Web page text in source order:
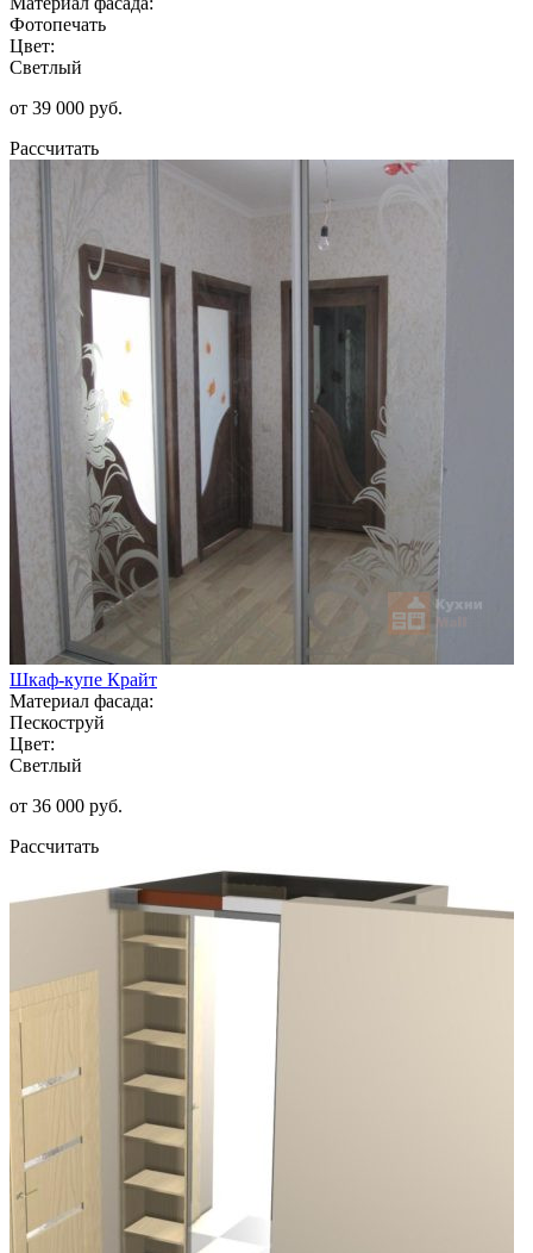
Фотопечать
Цвет:
Светлый
от 39 000 руб.
Рассчитать
Шкаф-купе Крайт
Материал фасада:
Пескоструй
Цвет:
Светлый
от 36 000 руб.
Рассчитать